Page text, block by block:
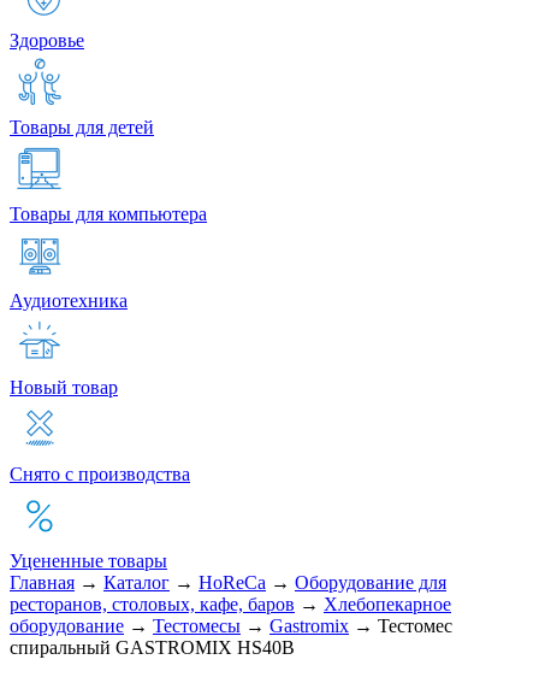
Здоровье
Товары для детей
Товары для компьютера
Аудиотехника
Новый товар
Снято с производства
Уцененные товары
Главная → Каталог → HoReCa → Оборудование для
ресторанов, столовых, кафе, баров → Хлебопекарное
оборудование → Тестомесы → Gastromix → Тестомес
спиральный GASTROMIX HS40B